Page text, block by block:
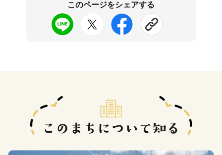
このページをシェアする